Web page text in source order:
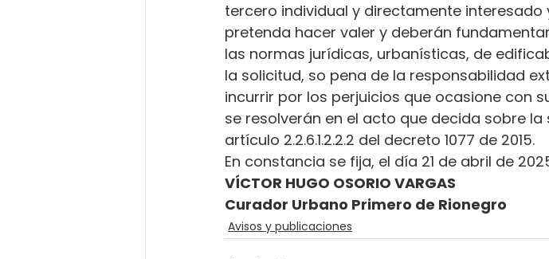
tercero individual y directamente
pretenda hacer valer y deberán
las normas jurídicas, urbanísticas, de
la solicitud, so pena de la responsabilidad
incurrir por los perjuicios que ocasione con
se resolverán en el acto que decida sobre
artículo 2.2.6.1.2.2.2 del decreto 1077 de 2015.
En constancia se fija, el día 21 de abril de
VÍCTOR HUGO OSORIO VARGAS
Curador Urbano Primero de Rionegro
Avisos y publicaciones